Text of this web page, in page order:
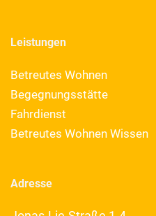
Leistungen
Betreutes Wohnen
Begegnungsstätte
Fahrdienst
Betreutes Wohnen Wissen
Adresse